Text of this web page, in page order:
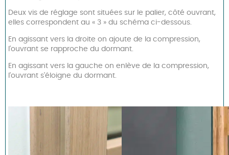
Deux vis de réglage sont situées sur le palier, côté ouvrant,
elles correspondent au « 3 » du schéma ci-dessous.
En agissant vers la droite on ajoute de la compression,
l'ouvrant se rapproche du dormant.
En agissant vers la gauche on enlève de la compression,
l'ouvrant s'éloigne du dormant.